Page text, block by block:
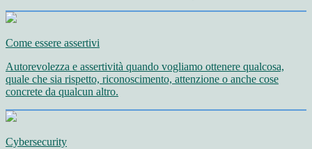
Come essere assertivi
Autorevolezza e assertività quando vogliamo ottenere qualcosa,
quale che sia rispetto, riconoscimento, attenzione o anche cose
concrete da qualcun altro.
Cybersecurity